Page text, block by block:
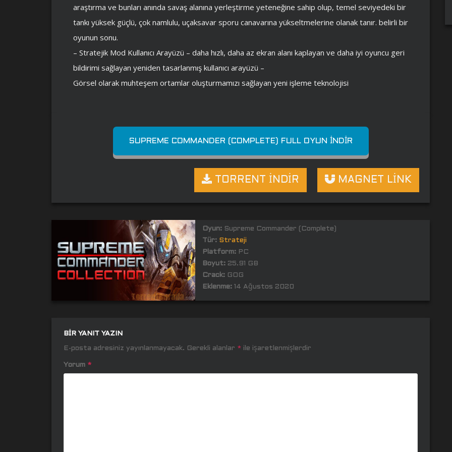
araştırma ve bunları anında savaş alanına yerleştirme yeteneğine sahip olup, temel seviyedeki bir
tankı yüksek güçlü, çok namlulu, uçaksavar sporu canavarına yükseltmelerine olanak tanır. belirli bir
oyunun sonu.
– Stratejik Mod Kullanıcı Arayüzü – daha hızlı, daha az ekran alanı kaplayan ve daha iyi oyuncu geri
bildirimi sağlayan yeniden tasarlanmış kullanıcı arayüzü –
Görsel olarak muhteşem ortamlar oluşturmamızı sağlayan yeni işleme teknolojisi
SUPREME COMMANDER (COMPLETE) FULL OYUN İNDIR
MAGNET LİNK
TORRENT İNDİR
Oyun:Supreme Commander (Complete)
Tür: Strateji
Platform:PC
Boyut:25.91 GB
Crack:GOG
Eklenme:14 Ağustos 2020
BIR YANIT YAZIN
E-posta adresiniz yayınlanmayacak. Gerekli alanlar * ile işaretlenmişlerdir
Yorum *